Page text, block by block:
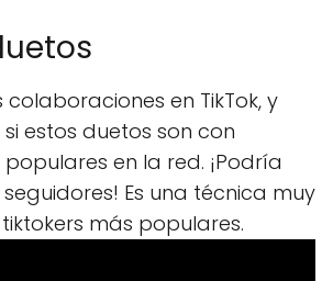
colaboraciones en TikTok, y
estos duetos son con
en la red. ¡Podría
Es una técnica muy
más populares.